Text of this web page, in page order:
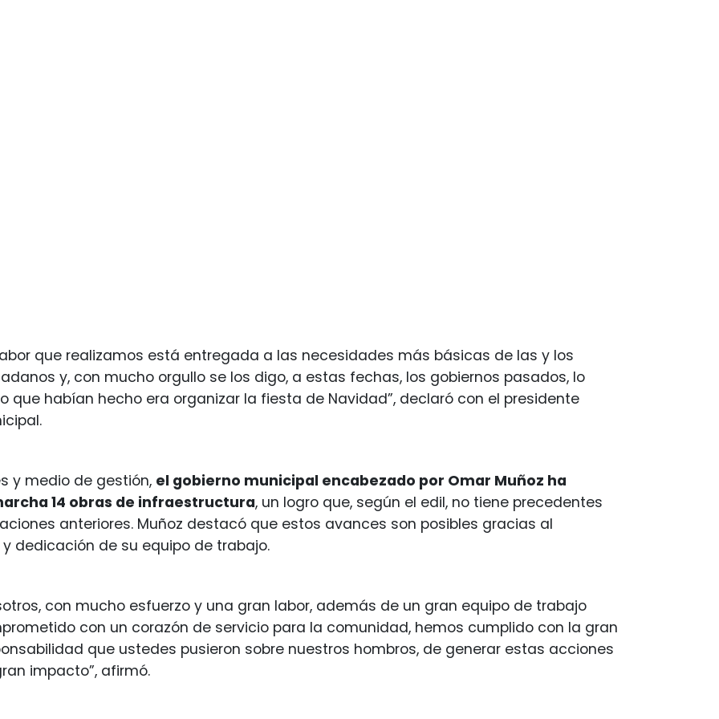
que realizamos está entregada a las necesidades más básicas de las y los
y, con mucho orgullo se los digo, a estas fechas, los gobiernos pasados, lo
que habían hecho era organizar la fiesta de Navidad”, declaró con el presidente
y medio de gestión, el gobierno municipal encabezado por Omar Muñoz ha
14 obras de infraestructura, un logro que, según el edil, no tiene precedentes
anteriores. Muñoz destacó que estos avances son posibles gracias al
dedicación de su equipo de trabajo.
con mucho esfuerzo y una gran labor, además de un gran equipo de trabajo
con un corazón de servicio para la comunidad, hemos cumplido con la gran
que ustedes pusieron sobre nuestros hombros, de generar estas acciones
impacto”, afirmó.